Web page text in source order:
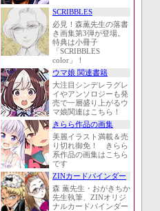
SCRIBBLES
必見！森薫先生の落書
き画集第3弾が登場。
特典は小冊子
「SCRIBBLES
color」！
ウマ娘 関連書籍
大注目シンデレラグレ
イやアンソロジーも発
売で一層盛り上がるウ
マ娘関連はこちら！
きらら作品の画集
美麗イラスト満載＆売
り切れ御免！ きらら
系作品の画集はこちら
です
ZINカードバインダー
森 薫先生・おがきちか
先生執筆、ZINオリジ
ナルカードバインダー